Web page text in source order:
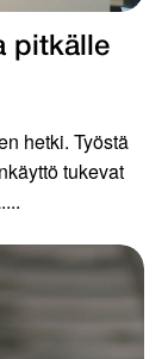
pitkälle
hetki. Työstä
tukevat